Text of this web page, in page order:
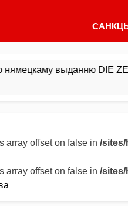
выданню DIE ZEIT
array offset on false in /
array offset on false in /